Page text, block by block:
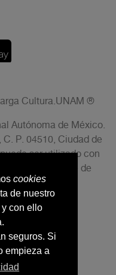
cookies
de nuestro
con ello
seguros. Si
empieza a
Cultura.UNAM ®
Autónoma de México.
P. 04510, Ciudad de
ser utilizado con
se cite la fuente de
LEGAL.